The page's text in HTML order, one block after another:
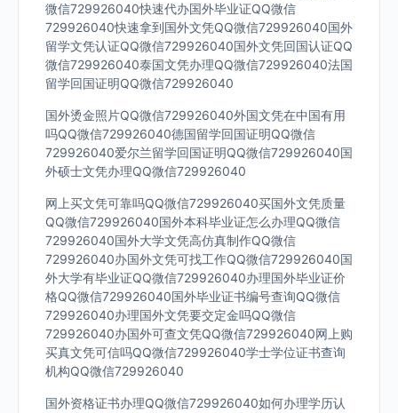
微信729926040快速代办国外毕业证QQ微信
729926040快速拿到国外文凭QQ微信729926040国外
留学文凭认证QQ微信729926040国外文凭回国认证QQ
微信729926040泰国文凭办理QQ微信729926040法国
留学回国证明QQ微信729926040
国外烫金照片QQ微信729926040外国文凭在中国有用
吗QQ微信729926040德国留学回国证明QQ微信
729926040爱尔兰留学回国证明QQ微信729926040国
外硕士文凭办理QQ微信729926040
网上买文凭可靠吗QQ微信729926040买国外文凭质量
QQ微信729926040国外本科毕业证怎么办理QQ微信
729926040国外大学文凭高仿真制作QQ微信
729926040办国外文凭可找工作QQ微信729926040国
外大学有毕业证QQ微信729926040办理国外毕业证价
格QQ微信729926040国外毕业证书编号查询QQ微信
729926040办理国外文凭要交定金吗QQ微信
729926040办国外可查文凭QQ微信729926040网上购
买真文凭可信吗QQ微信729926040学士学位证书查询
机构QQ微信729926040
国外资格证书办理QQ微信729926040如何办理学历认